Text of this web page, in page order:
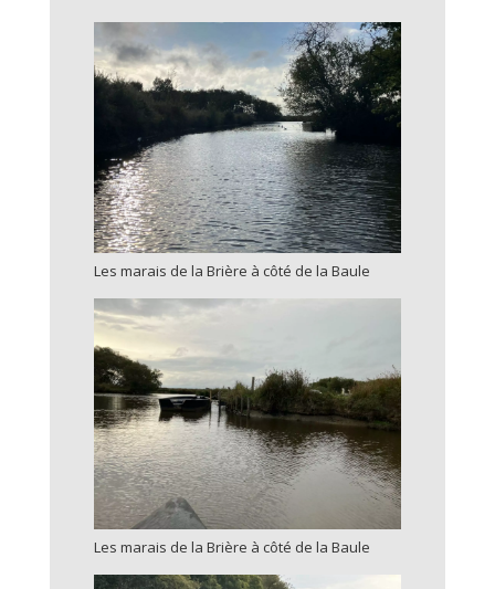
Les marais de la Brière à côté de la Baule
Les marais de la Brière à côté de la Baule